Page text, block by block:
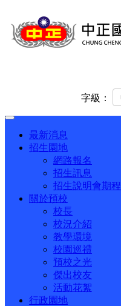
字級：
Toggle
navigation最新消息
招生園地
網路報名
招生訊息
招生說明會期程
關於預校
校長
校況介紹
教學環境
校園巡禮
預校之光
傑出校友
活動花絮
行政園地